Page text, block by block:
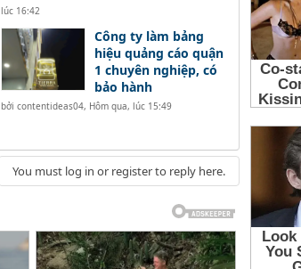
lúc 16:42
Công ty làm bảng
hiệu quảng cáo quận
1 chuyên nghiệp, có
bảo hành
bởi contentideas04, Hôm qua, lúc 15:49
You must log in or register to reply here.